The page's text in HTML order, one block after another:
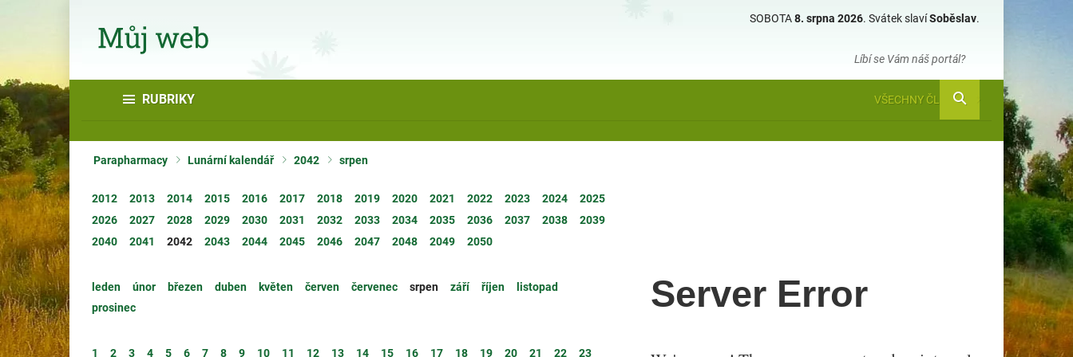
SOBOTA8. srpna 2026. Svátek slavíSoběslav.
Líbí se Vám náš portál?
RUBRIKY VŠECHNY ČLÁNKY
Parapharmacy Lunární kalendář 2042 srpen
2012 2013 2014 2015 2016 2017 2018 2019 2020 2021 2022 2023 2024
2025
2026
2027 2028 2029 2030 2031 2032 2033 2034 2035 2036 2037 2038
2039
2040
2041 2042 2043 2044 2045 2046 2047 2048 2049 2050
leden únor březen duben květen červen červenec srpen září říjen
listopad
prosinec
1 2 3 4 5 6 7 8 9 10 11 12 13 14 15 16 17 18 19 20 21 22 23
Server Error